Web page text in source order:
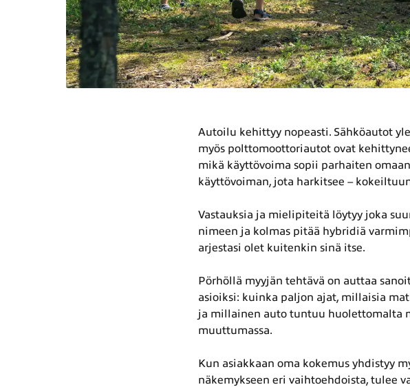
Autoilu kehittyy nopeasti. Sähköautot
myös polttomoottoriautot ovat
mikä käyttövoima sopii parhaiten omaan
käyttövoiman, jota harkitsee –
Vastauksia ja mielipiteitä löytyy joka
nimeen ja kolmas pitää hybridiä
arjestasi olet kuitenkin sinä itse.
Pörhöllä myyjän tehtävä on auttaa
asioiksi: kuinka paljon ajat, millaisia
ja millainen auto tuntuu huolettomalta
muuttumassa.
Kun asiakkaan oma kokemus yhdistyy
näkemykseen eri vaihtoehdoista, tulee